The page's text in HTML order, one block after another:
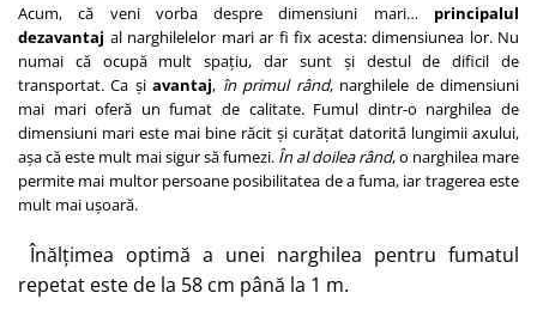
Acum, că veni vorba despre dimensiuni mari… principalul
dezavantaj al narghilelelor mari ar fi fix acesta: dimensiunea lor. Nu
numai că ocupă mult spațiu, dar sunt și destul de dificil de
transportat. Ca șiavantaj, în primul rând, narghilele de dimensiuni
mai mari oferă un fumat de calitate. Fumul dintr-o narghilea de
dimensiuni mari este mai bine răcit și curățat datorită lungimii axului,
așa că este mult mai sigur să fumezi. În al doilea rând, o narghilea mare
permite mai multor persoane posibilitatea de a fuma, iar tragerea este
mult mai ușoară.
Înălțimea optimă a unei narghilea pentru fumatul
repetat este de la 58 cm până la 1 m.